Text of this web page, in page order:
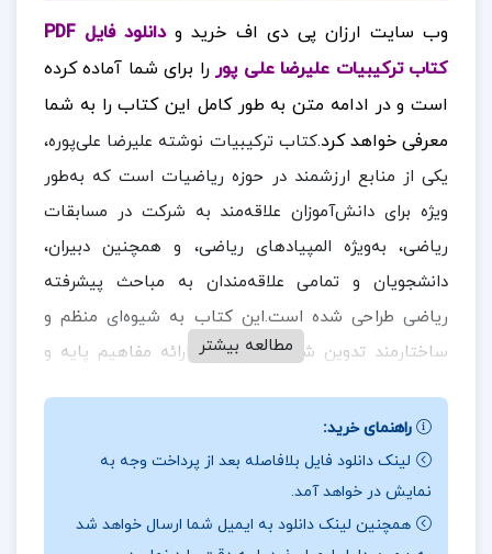
وب سایت ارزان پی دی اف خرید و
دانلود فایل PDF
کتاب ترکیبیات علیرضا علی پوررا برای شما آماده کرده
است و در ادامه متن به طور کامل این کتاب را به شما
معرفی خواهد کرد.کتاب ترکیبیات نوشته علیرضا علی‌پوره،
یکی از منابع ارزشمند در حوزه ریاضیات است که به‌طور
ویژه برای دانش‌آموزان علاقه‌مند به شرکت در مسابقات
ریاضی، به‌ویژه المپیادهای ریاضی، و همچنین دبیران،
دانشجویان و تمامی علاقه‌مندان به مباحث پیشرفته
ریاضی طراحی شده است.این کتاب به شیوه‌ای منظم و
ساختارمند تدوین شده تا علاوه بر ارائه مفاهیم پایه و
خوانندگان را نیز تقویت کند.
افباشید.
نقد و بررسی کتاب ترکیبیات علیرضا علی پور:
مطالعه بیشتر
راهنمای خرید:
لینک دانلود فایل بلافاصله بعد از پرداخت وجه به
نمایش در خواهد آمد.
همچنین لینک دانلود به ایمیل شما ارسال خواهد شد